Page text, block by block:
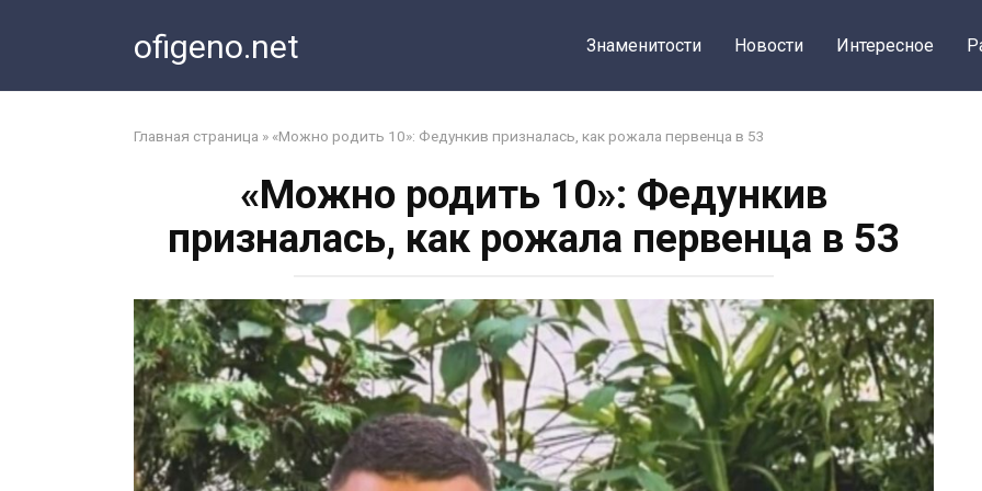
ofigeno.net Знаменитости Новости Интересное
Главная страница » «Можно родить 10»: Федункив призналась, как рожала первенца в 53
«Можно родить 10»: Федункив
призналась, как рожала первенца в 53